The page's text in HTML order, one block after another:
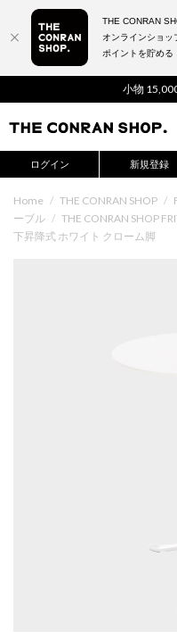
小物
ログイン 新規登録
Home / THE CONRAN SHOP /
ーブル / THE CONRAN SHOP
下昇降式 ホワイト クローム脚
THE CONRAN
オンラインショッ
ポイントを貯める